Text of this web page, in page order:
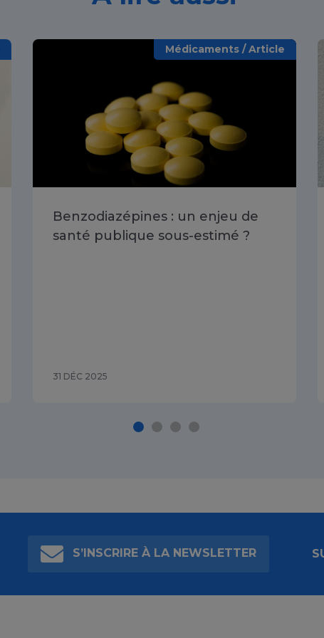
Médicaments / Article
Benzodiazépines : un enjeu de
santé publique sous-estimé ?
31 DÉC 2025
S’INSCRIRE À LA NEWSLETTER